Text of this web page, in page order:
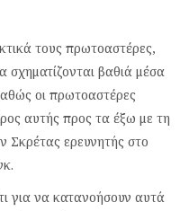
τους πρωτοαστέρες,
βαθιά μέσα
οι πρωτοαστέρες
αυτής προς τα έξω με τη
ερευνητής στο
για να κατανοήσουν αυτά